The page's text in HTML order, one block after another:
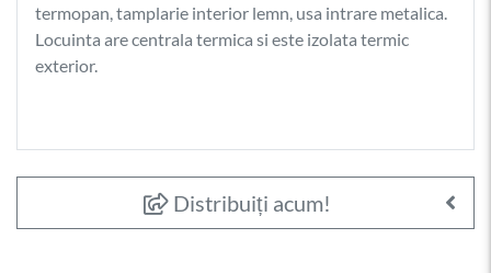
termopan, tamplarie interior lemn, usa intrare metalica.
Locuinta are centrala termica si este izolata termic
exterior.
Distribuiți acum!